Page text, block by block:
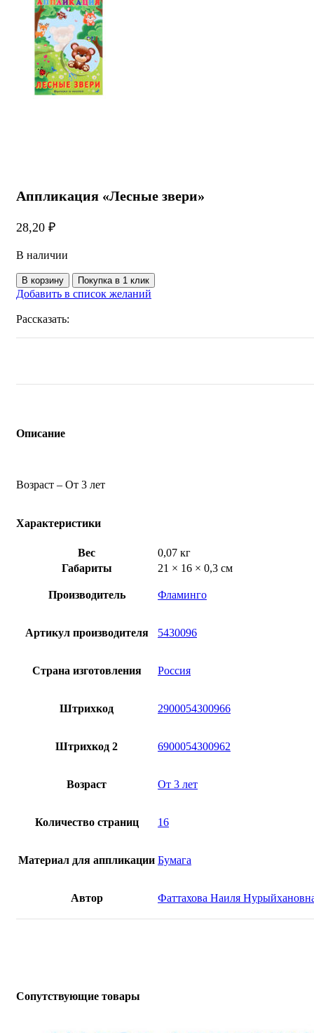
Aппликация «Лесные звери»
28,20 ₽
В наличии
Количество
товара
Aппликация
«Лесные
В корзину Покупка в 1 клик
Добавить в список желаний
Рассказать:
Описание
Возраст – От 3 лет
Характеристики
Вес
0,07 кг
Габариты
21 × 16 × 0,3 см
Производитель Фламинго
Артикул производителя 5430096
Страна изготовления Россия
Штрихкод 2900054300966
Штрихкод 2 6900054300962
Возраст От 3 лет
Количество страниц 16
Материал для аппликации Бумага
Автор Фаттахова Наиля
Сопутствующие товары